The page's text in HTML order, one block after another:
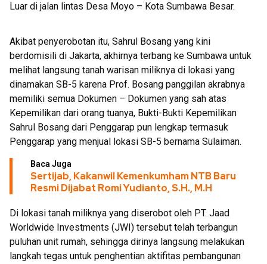
Luar di jalan lintas Desa Moyo – Kota Sumbawa Besar.
Akibat penyerobotan itu, Sahrul Bosang yang kini
berdomisili di Jakarta, akhirnya terbang ke Sumbawa untuk
melihat langsung tanah warisan miliknya di lokasi yang
dinamakan SB-5 karena Prof. Bosang panggilan akrabnya
memiliki semua Dokumen – Dokumen yang sah atas
Kepemilikan dari orang tuanya, Bukti-Bukti Kepemilikan
Sahrul Bosang dari Penggarap pun lengkap termasuk
Penggarap yang menjual lokasi SB-5 bernama Sulaiman.
Baca Juga
Sertijab, Kakanwil Kemenkumham NTB Baru
Resmi Dijabat Romi Yudianto, S.H., M.H
Di lokasi tanah miliknya yang diserobot oleh PT. Jaad
Worldwide Investments (JWI) tersebut telah terbangun
puluhan unit rumah, sehingga dirinya langsung melakukan
langkah tegas untuk penghentian aktifitas pembangunan